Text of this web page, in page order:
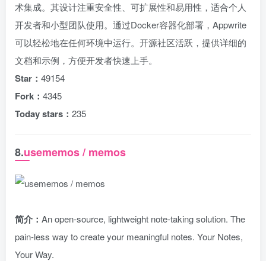
术集成。其设计注重安全性、可扩展性和易用性，适合个人
开发者和小型团队使用。通过Docker容器化部署，Appwrite
可以轻松地在任何环境中运行。开源社区活跃，提供详细的
文档和示例，方便开发者快速上手。
Star： 49154
Fork： 4345
Today stars： 235
8.usememos / memos
简介： An open-source, lightweight note-taking solution. The
pain-less way to create your meaningful notes. Your Notes,
Your Way.